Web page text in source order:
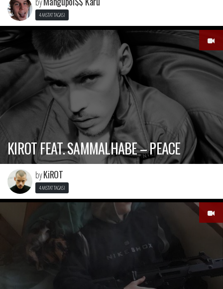
4 AASTAT TAGASI
KIROT FEAT. SAMMALHABE – PEACE
byKiROT
4 AASTAT TAGASI